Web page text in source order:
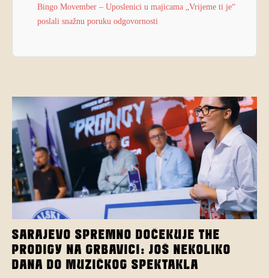
Bingo Movember – Uposlenici u majicama „Vrijeme ti je“
poslali snažnu poruku odgovornosti
SARAJEVO SPREMNO DOČEKUJE THE
PRODIGY NA GRBAVICI: JOŠ NEKOLIKO
DANA DO MUZIČKOG SPEKTAKLA